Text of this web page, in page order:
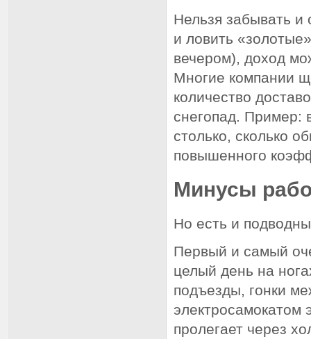
Нельзя забывать и
и ловить
вечером), доход
Многие компании
количество
снегопад. Пример:
столько, сколько
повышенного
Минусы
Но есть и
Первый и самый
целый день на
подъезды, гонки
электросамокатом
пролегает через